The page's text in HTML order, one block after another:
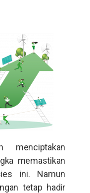
menciptakan
memastikan
ini. Namun
tetap hadir